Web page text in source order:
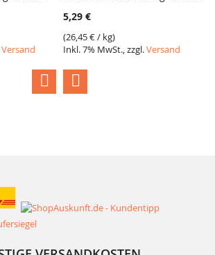
Versand
5,29 €
(26,45 €/ kg)
Inkl. 7% MwSt., zzgl.Versand